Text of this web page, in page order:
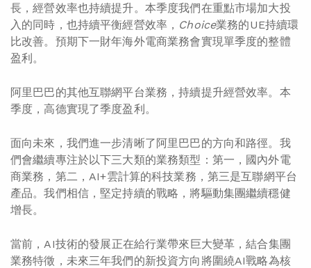
長，經營效率也持續提升。本季度我們在重點市場加大投
入的同時，也持續平衡經營效率， Choice業務的UE持續環
比改善。預期下一財年海外電商業務會實現單季度的整體
盈利。
阿里巴巴的其他互聯網平台業務，持續提升經營效率。本
季度，高德實現了季度盈利。
面向未來，我們進一步清晰了阿里巴巴的方向和路徑。我
們會繼續專注於以下三大類的業務類型：第一，國內外電
商業務，第二，AI+雲計算的科技業務，第三是互聯網平台
產品。我們相信，堅定持續的戰略，將驅動集團繼續穩健
增長。
當前，AI技術的發展正在給行業帶來巨大變革，結合集團
業務特徵，未來三年我們的新投資方向將圍繞AI戰略為核